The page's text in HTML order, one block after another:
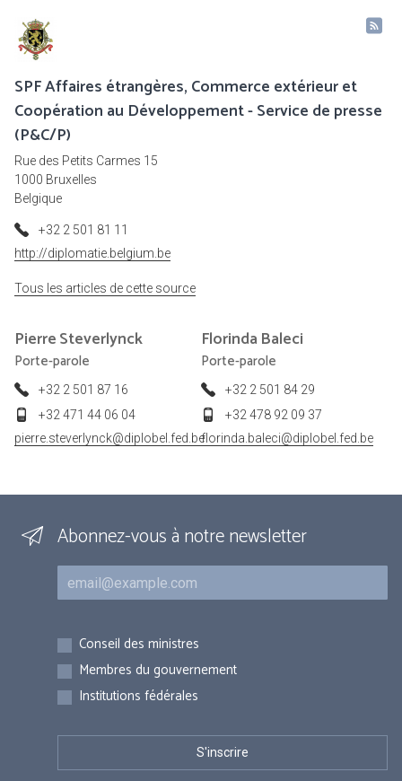
SPF Affaires étrangères, Commerce extérieur et
Coopération au Développement - Service de presse
(P&C/P)
Rue des Petits Carmes 15
1000 Bruxelles
Belgique
+32 2 501 81 11
http://diplomatie.belgium.be
Tous les articles de cette source
PierreSteverlynck
Porte-parole
+32 2 501 87 16
+32 471 44 06 04
pierre.steverlynck@diplobel.fed.be
Florinda Baleci
Porte-parole
+32 2 501 84 29
+32 478 92 09 37
florinda.baleci@diplobel.fed.be
Abonnez-vous à notre newsletter
Courriel
Inscriptions
Conseil des ministres
Membres du gouvernement
Institutions fédérales